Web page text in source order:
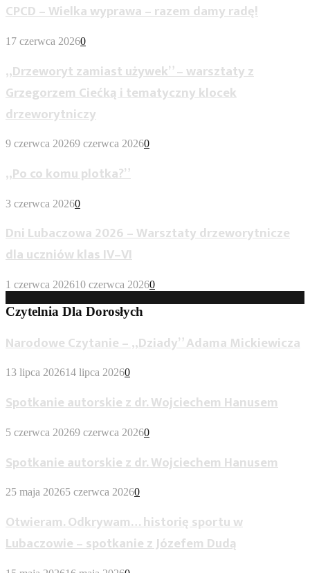
CPCD – Wielka wyprawa – razem damy radę!
17 czerwca 20260
„Drzeworyt zamiast używek” – warsztaty z
Grzegorzem Ciećką i tematyczny klocek
drzeworytniczy
9 czerwca 20269 czerwca 20260
„Po co komu plotka?”
3 czerwca 20260
Dni Lubaczowa 2026 – Warsztaty drzeworytnicze
dla uczniów klas IV–VI
1 czerwca 202610 czerwca 20260
Czytelnia Dla Dorosłych
Narodowe Czytanie – „Dziady” Adama Mickiewicza
13 lipca 202614 lipca 20260
Spotkanie autorskie z dr. Wojciechem Hanusem
5 czerwca 20269 czerwca 20260
Spotkanie autorskie z dr. Wojciechem Hanusem
25 maja 20265 czerwca 20260
Otwieram. Odkrywam… historię sportu w
Lubaczowie – spotkanie z Józefem Dudą